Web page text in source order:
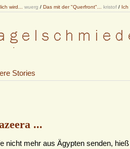
wird... wuerg / Das mit der "Querfront"... kristof / Ich
Stories
...
nicht mehr aus Ägypten senden,